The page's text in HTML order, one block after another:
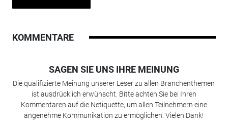
KOMMENTARE
SAGEN SIE UNS IHRE MEINUNG
Die qualifizierte Meinung unserer Leser zu allen Branchenthemen
ist ausdrücklich erwünscht. Bitte achten Sie bei Ihren
Kommentaren auf die Netiquette, um allen Teilnehmern eine
angenehme Kommunikation zu ermöglichen. Vielen Dank!